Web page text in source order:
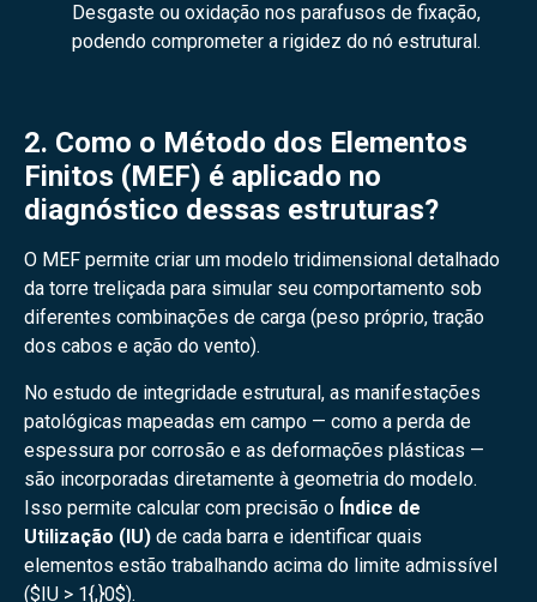
Desgaste ou oxidação nos parafusos de fixação,
podendo comprometer a rigidez do nó estrutural.
2. Como o Método dos Elementos
Finitos (MEF) é aplicado no
diagnóstico dessas estruturas?
O MEF permite criar um modelo tridimensional detalhado
da torre treliçada para simular seu comportamento sob
diferentes combinações de carga (peso próprio, tração
dos cabos e ação do vento).
No estudo de integridade estrutural, as manifestações
patológicas mapeadas em campo — como a perda de
espessura por corrosão e as deformações plásticas —
são incorporadas diretamente à geometria do modelo.
Isso permite calcular com precisão o Índice de
Utilização (IU) de cada barra e identificar quais
elementos estão trabalhando acima do limite admissível
($IU > 1{,}0$).